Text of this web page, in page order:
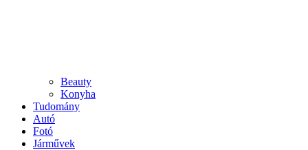
Beauty
Konyha
Tudomány
Autó
Fotó
Járművek